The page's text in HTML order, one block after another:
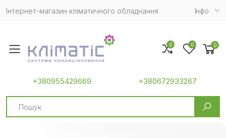
Інтернет-магазин кліматичного обладнання Iнфо
Toggle mobile menu
+380955429669 +380672933267
Search
0 0 0